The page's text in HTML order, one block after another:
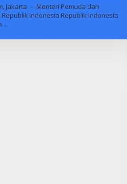
Jakarta – Menteri Pemuda dan
Republik Indonesia Republik Indonesia